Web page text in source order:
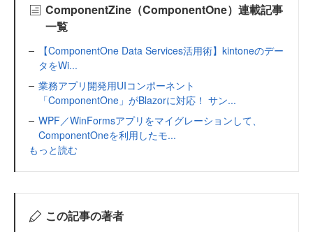
ComponentZine（ComponentOne）連載記事
一覧
【ComponentOne Data Services活用術】kintoneのデー
タをWi...
業務アプリ開発用UIコンポーネント
「ComponentOne」がBlazorに対応！ サン...
WPF／WinFormsアプリをマイグレーションして、
ComponentOneを利用したモ...
もっと読む
この記事の著者